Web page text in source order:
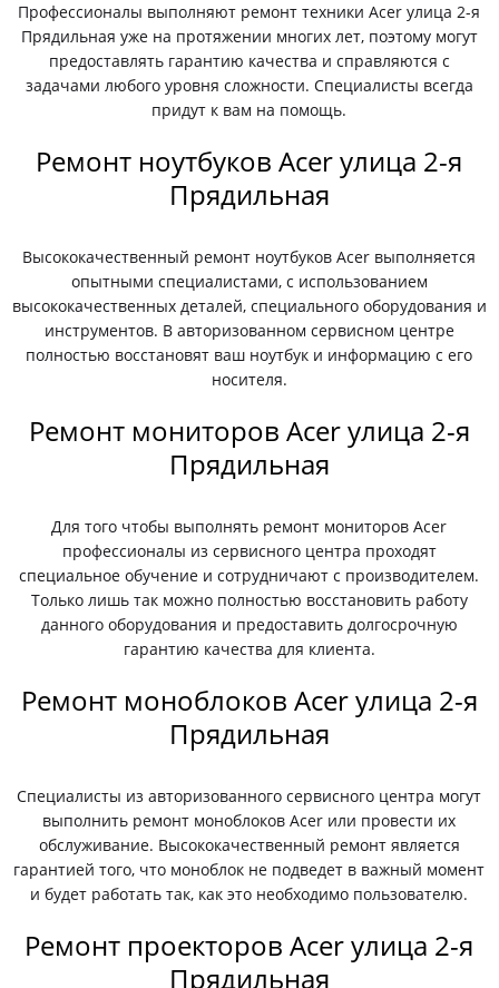
Профессионалы выполняют ремонт техники Acer улица 2-я
Прядильная уже на протяжении многих лет, поэтому могут
предоставлять гарантию качества и справляются с
задачами любого уровня сложности. Специалисты всегда
придут к вам на помощь.
Ремонт ноутбуков Acer улица 2-я
Прядильная
Высококачественный ремонт ноутбуков Acer выполняется
опытными специалистами, с использованием
высококачественных деталей, специального оборудования и
инструментов. В авторизованном сервисном центре
полностью восстановят ваш ноутбук и информацию с его
носителя.
Ремонт мониторов Acer улица 2-я
Прядильная
Для того чтобы выполнять ремонт мониторов Acer
профессионалы из сервисного центра проходят
специальное обучение и сотрудничают с производителем.
Только лишь так можно полностью восстановить работу
данного оборудования и предоставить долгосрочную
гарантию качества для клиента.
Ремонт моноблоков Acer улица 2-я
Прядильная
Специалисты из авторизованного сервисного центра могут
выполнить ремонт моноблоков Acer или провести их
обслуживание. Высококачественный ремонт является
гарантией того, что моноблок не подведет в важный момент
и будет работать так, как это необходимо пользователю.
Ремонт проекторов Acer улица 2-я
Прядильная